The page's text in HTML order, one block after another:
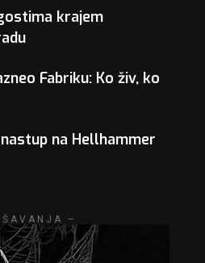
krajem
Fabriku: Ko živ, ko
na Hellhammer
–